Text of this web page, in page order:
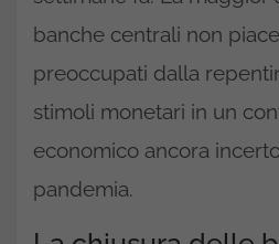
banche centrali non
preoccupati dalla
stimoli monetari in un
economico ancora
pandemia.